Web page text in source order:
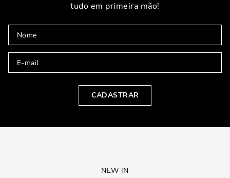
tudo em primeira mão!
CADASTRAR
NEW IN